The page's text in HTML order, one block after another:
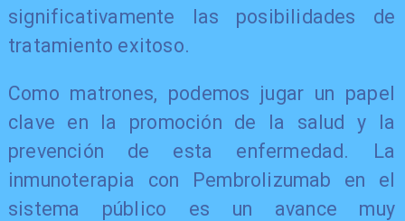
significativamente las posibilidades de
tratamiento exitoso.
Como matrones, podemos jugar un papel
clave en la promoción de la salud y la
prevención de esta enfermedad. La
inmunoterapia con Pembrolizumab en el
sistema público es un avance muy